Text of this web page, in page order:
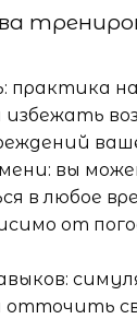
практика
избежать
вы
в любое
от
отточить